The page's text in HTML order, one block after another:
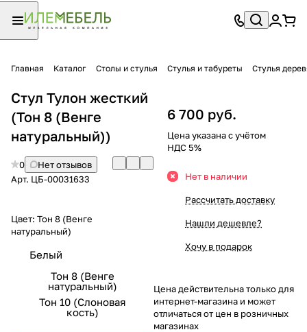
Главная Каталог Столы и стулья Стулья и табуреты Стулья
Стул Тулон жесткий
(Тон 8 (Венге
натуральный))
0
Нет отзывов
Арт. ЦБ-00031633
Цвет: Тон 8 (Венге
натуральный)
Белый
Тон 8 (Венге
натуральный)
Тон 10 (Слоновая
кость)
6 700 руб.
Цена указана с учётом
НДС 5%
Нет в наличии
Рассчитать доставку
Нашли дешевле?
Хочу в подарок
Цена действительна только для
интернет-магазина и может
отличаться от цен в розничных
магазинах